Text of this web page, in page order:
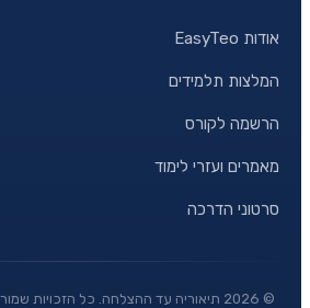
אודות EasyTeo
המלצות תלמידים
הרשמה לקורס
מאמרים ועזרי לימוד
סרטוני הדרכה
©
2026 תיאוריה עד ההצלחה. כל הזכויות